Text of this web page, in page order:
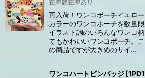
在庫数在庫あり
再入荷！ワンコポーチイエロ
カラーのワンコポーチを数量限
イラスト調のいろんなワンコ
てもかわいいワンコポーチ。
の商品ですが大きめのサイ…
ワンコハートピンバッジ [